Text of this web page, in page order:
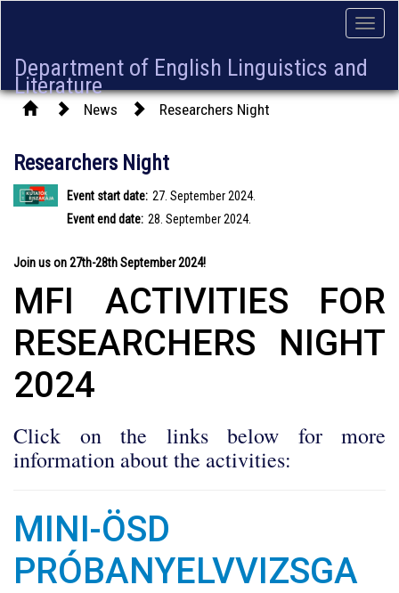
Toggle
Department of English Linguistics and
Literature
News Researchers Night
Researchers Night
Event start date: 27. September 2024.
Event end date: 28. September 2024.
Join us on 27th-28th September 2024!
MFI ACTIVITIES FOR
RESEARCHERS NIGHT
2024
Click on the links below for more
information about the activities:
MINI-ÖSD
PRÓBANYELVVIZSGA